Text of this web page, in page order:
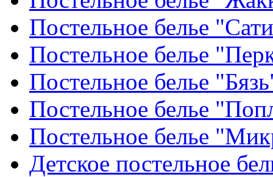
Постельное белье
Постельное белье
Постельное белье
Постельное белье
Постельное белье
Детское постельное